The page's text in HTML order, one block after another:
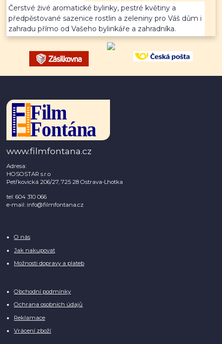
Čerstvé živé aromatické bylinky, pestré květiny a
předpěstované sazenice rostlin a zeleniny pro Váš dům i
zahradu přímo od Vašeho bylinkáře a zahradníka.
www.filmfontana.cz
Adresa:
HOSOSTAR s.r.o
Petřkovická 206/27, 725 28 Ostrava-Lhotka
tel: 604 310 066
e-mail: info@filmfontana.cz
O nás
Jak nakupovat
Možnosti dopravy a plateb
Obchodní podmínky
Ochrana osobních údajů
Reklamace
Vrácení zboží